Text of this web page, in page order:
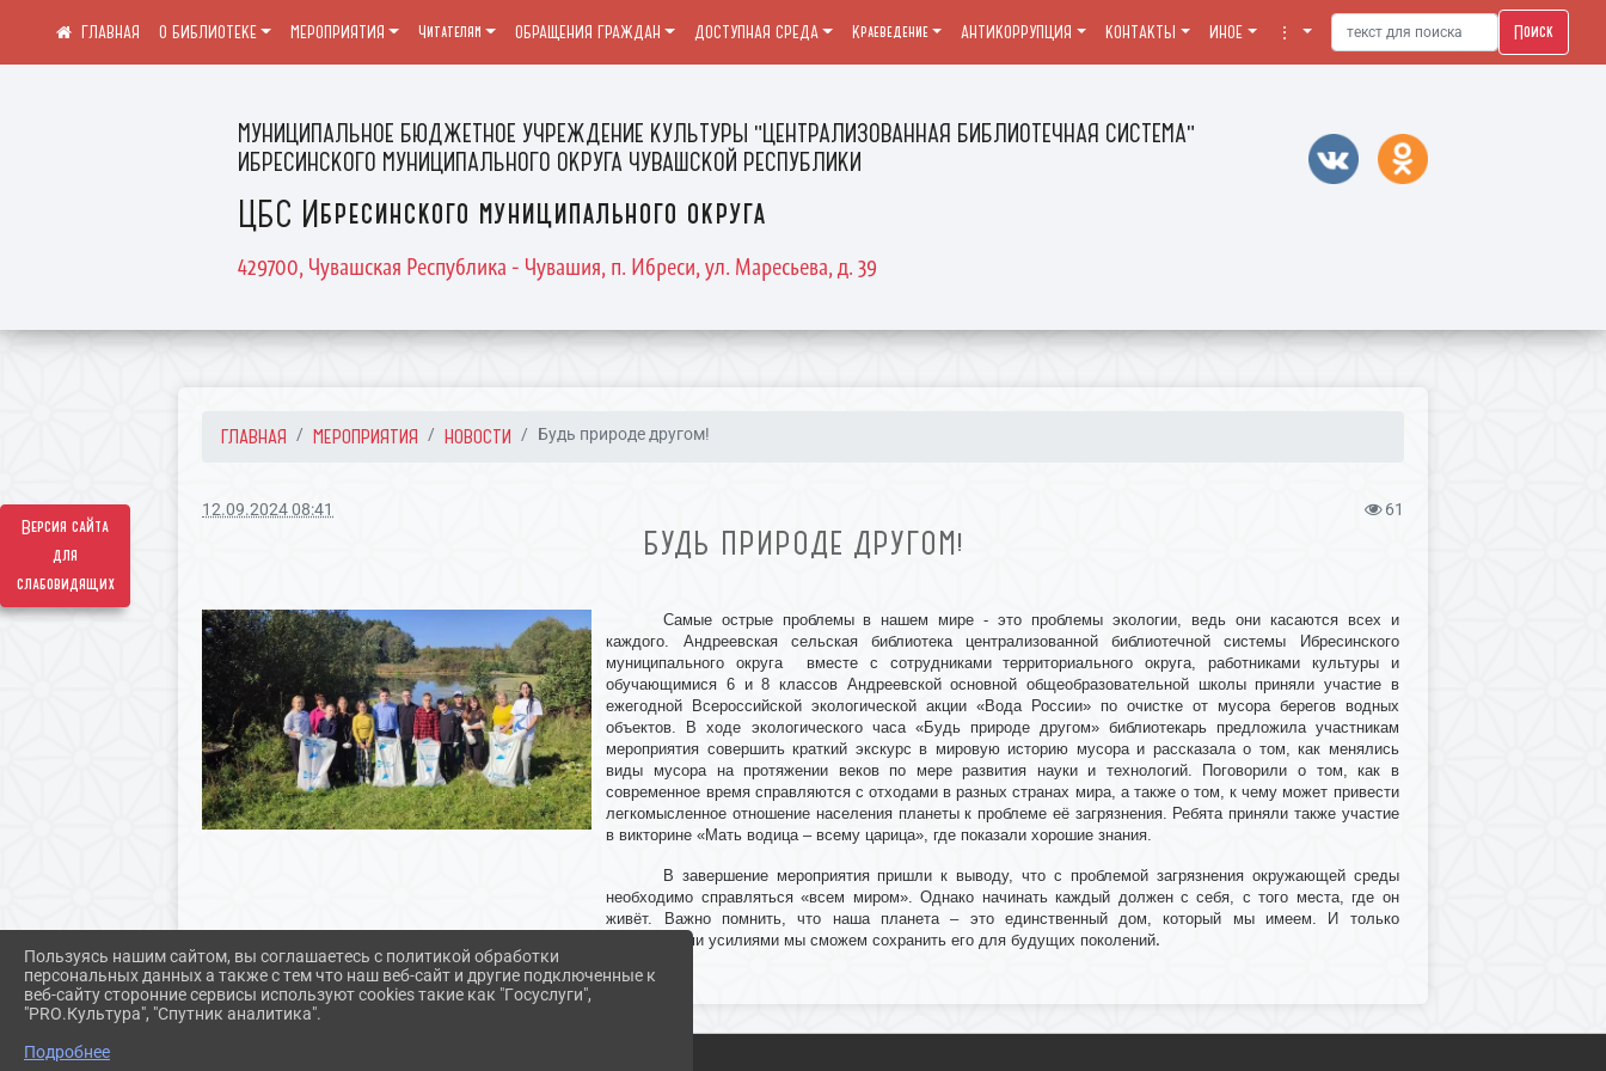
Версия сайта
для
слабовидящих
МУНИЦИПАЛЬНОЕ БЮДЖЕТНОЕ УЧРЕЖДЕНИЕ КУЛЬТУРЫ "ЦЕНТРАЛИЗОВАННАЯ БИБЛИОТЕЧНАЯ СИСТЕМА"
ИБРЕСИНСКОГО МУНИЦИПАЛЬНОГО ОКРУГА ЧУВАШСКОЙ РЕСПУБЛИКИ
ЦБС Ибресинского муниципального округа
429700, Чувашская Республика - Чувашия, п. Ибреси, ул. Маресьева, д. 39
О БИБЛИОТЕКЕ МЕРОПРИЯТИЯ Читателям ОБРАЩЕНИЯ ГРАЖДАН ДОСТУПНАЯ СРЕДА Краеведение АНТИКОРРУПЦИЯ КОНТАКТЫ ИНОЕ ⋮ Поиск
ГЛАВНАЯ МЕРОПРИЯТИЯ НОВОСТИ Будь природе другом!
12.09.2024 08:41 61
БУДЬ ПРИРОДЕ ДРУГОМ!
Самые острые проблемы в нашем мире - это проблемы экологии, ведь они касаются всех и
каждого. Андреевская сельская библиотека централизованной библиотечной системы Ибресинского
муниципального округа вместе с сотрудниками территориального округа, работниками культуры и
обучающимися 6 и 8 классов Андреевской основной общеобразовательной школы приняли участие в
ежегодной Всероссийской экологической акции «Вода России» по очистке от мусора берегов водных
объектов. В ходе экологического часа «Будь природе другом» библиотекарь предложила участникам
мероприятия совершить краткий экскурс в мировую историю мусора и рассказала о том, как менялись
виды мусора на протяжении веков по мере развития науки и технологий. Поговорили о том, как в
современное время справляются с отходами в разных странах мира, а также о том, к чему может привести
легкомысленное отношение населения планеты к проблеме её загрязнения. Ребята приняли также участие
в викторине «Мать водица – всему царица», где показали хорошие знания.
В завершение мероприятия пришли к выводу, что с проблемой загрязнения окружающей среды
необходимо справляться «всем миром». Однако начинать каждый должен с себя, с того места, где он
живёт. Важно помнить, что наша планета – это единственный дом, который мы имеем. И только
совместными усилиями мы сможем сохранить его для будущих поколений.
Пользуясь нашим сайтом, вы соглашаетесь с политикой обработки
персональных данных а также с тем что наш веб-сайт и другие подключенные к
веб-сайту сторонние сервисы используют cookies такие как "Госуслуги",
"PRO.Культура", "Спутник аналитика".
Подробнее